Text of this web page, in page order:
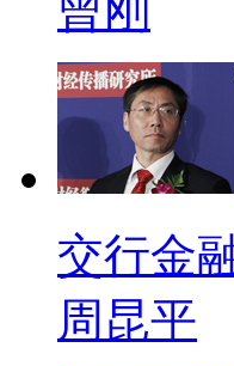
曾刚
交行金
周昆平